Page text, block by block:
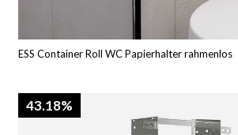
ESS Container Roll WC Papierhalter rahmenlos
43.18%